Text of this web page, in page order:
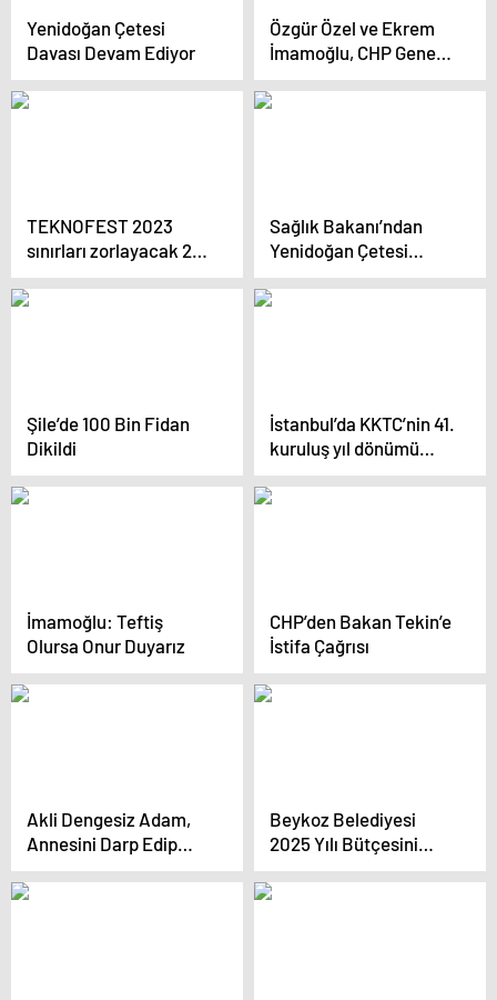
Yenidoğan Çetesi
Davası Devam Ediyor
Özgür Özel ve Ekrem
İmamoğlu, CHP Genel
Merkezi’nde Görüştü.
TEKNOFEST 2023
sınırları zorlayacak 27
Nisan’da Atatürk
Havalimanı’nda
Sağlık Bakanı’ndan
Yenidoğan Çetesi
Açıklaması ve Şiddete
Sıfır Tolerans
Şile’de 100 Bin Fidan
Dikildi
İstanbul’da KKTC’nin 41.
kuruluş yıl dönümü
törenle kutlandı
İmamoğlu: Teftiş
Olursa Onur Duyarız
CHP’den Bakan Tekin’e
İstifa Çağrısı
Akli Dengesiz Adam,
Annesini Darp Edip
Polise Bıçak Çekti
Beykoz Belediyesi
2025 Yılı Bütçesini
Onayladı